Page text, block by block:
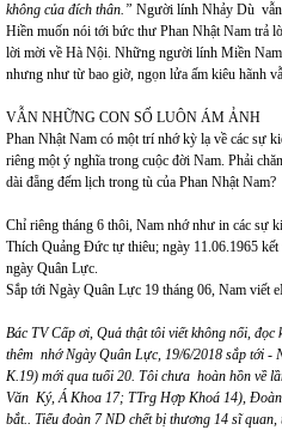
không của đích thân.” Người lính Nhảy Dù vẫn
Hiền muốn nói tới bức thư Phan Nhật Nam trả
lời mời về Hà Nội. Những người lính Miền
nhưng như từ bao giờ, ngọn lửa ấm kiêu hãnh
VẪN NHỮNG CON SỐ LUÔN ÁM ẢNH
Phan Nhật Nam có một trí nhớ kỳ lạ về các sự
riêng một ý nghĩa trong cuộc đời Nam. Phải
dài đẵng đếm lịch trong tù của Phan Nhật Nam?
Chỉ riêng tháng 6 thôi, Nam nhớ như in các sự
Thích Quảng Đức tự thiêu; ngày 11.06.1965
ngày Quân Lực.
Sắp tới Ngày Quân Lực 19 tháng 06, Nam viết
Bác TV Cấp ơi, Quả thật tôi viết không nổi, đọc
thêm nhớ Ngày Quân Lực, 19/6/2018 sắp tới -
K.19) mới qua tuổi 20. Tôi chưa hoàn hồn về
Văn Ký, Á Khoa 17; TTrg Hợp Khoá 14),
bắt.. Tiểu đoàn 7 ND chết bị thương 14 sĩ